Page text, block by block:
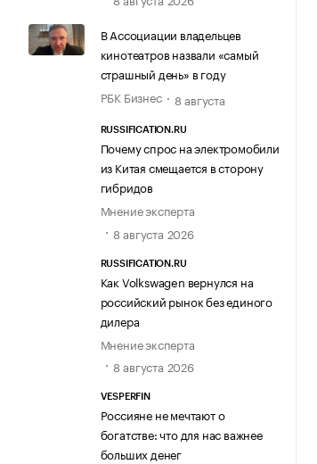
В Ассоциации владельцев
кинотеатров назвали «самый
страшный день» в году
РБК Бизнес
8 августа
RUSSIFICATION.RU
Почему спрос на электромобили
из Китая смещается в сторону
гибридов
Мнение эксперта
8 августа 2026
RUSSIFICATION.RU
Как Volkswagen вернулся на
российский рынок без единого
дилера
Мнение эксперта
8 августа 2026
VESPERFIN
Россияне не мечтают о
богатстве: что для нас важнее
больших денег